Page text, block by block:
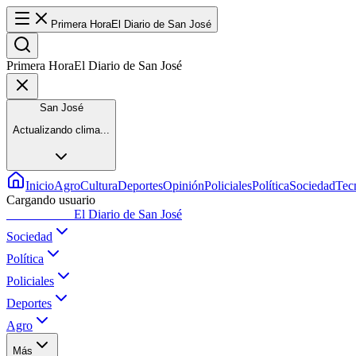
Primera HoraEl Diario de San José
Primera HoraEl Diario de San José
San José
Actualizando clima...
InicioAgroCulturaDeportesOpiniónPolicialesPolíticaSociedad
Cargando usuario
El Diario de San José
Sociedad
Política
Policiales
Deportes
Agro
Más